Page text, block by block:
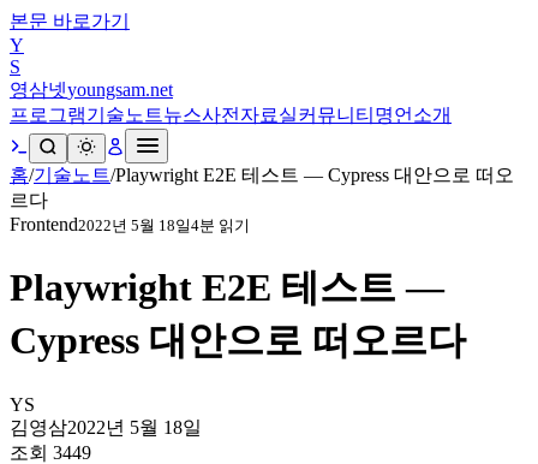
본문 바로가기
Y
S
영삼넷youngsam.net
프로그램기술노트뉴스사전 자료실커뮤니티 명언 소개
홈/기술노트/Playwright E2E 테스트 — Cypress 대안으로 떠오
르다
Frontend2022년 5월 18일4분 읽기
Playwright E2E 테스트 —
Cypress 대안으로 떠오르다
YS
김영삼2022년 5월 18일
조회 3449